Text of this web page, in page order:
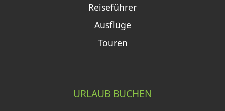
Reiseführer
Ausflüge
Touren
URLAUB BUCHEN